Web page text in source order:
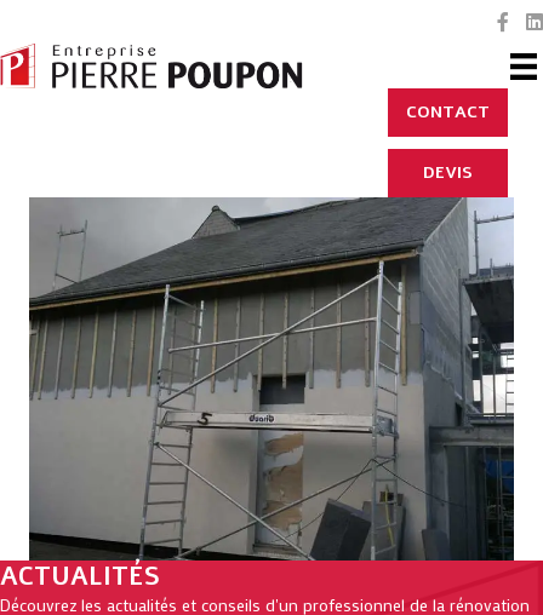
CONTACT
DEVIS
ACTUALITÉS
Découvrez les actualités et conseils d'un professionnel de la rénovation